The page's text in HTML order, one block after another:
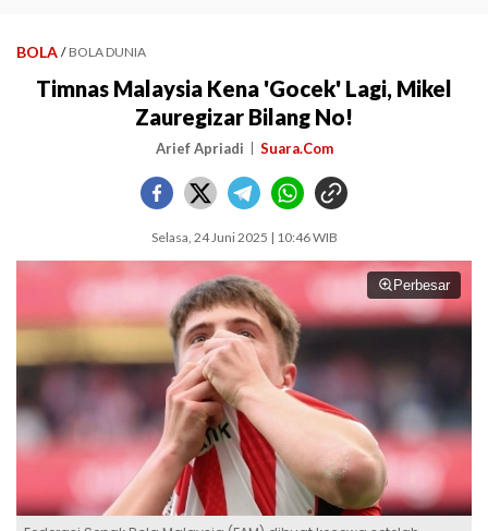
BOLA / BOLA DUNIA
Timnas Malaysia Kena 'Gocek' Lagi, Mikel
Zauregizar Bilang No!
Arief Apriadi Suara.Com
Selasa, 24 Juni 2025 | 10:46 WIB
Perbesar